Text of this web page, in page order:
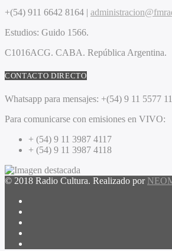
+(54) 911 6642 8164 |
Estudios: Guido 1566.
C1016ACG. CABA. República Argentina.
CONTACTO DIRECTO
Whatsapp para mensajes: +(54) 9 11 5577
Para comunicarse con emisiones en VIVO:
+ (54) 9 11 3987 4117
+ (54) 9 11 3987 4118
© 2018 Radio Cultura. Realizado por